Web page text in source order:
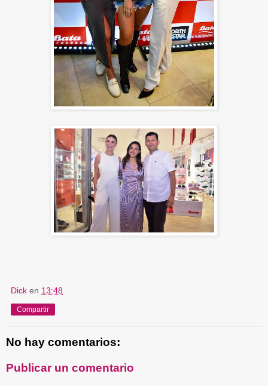
Dick en 13:48
Compartir
No hay comentarios:
Publicar un comentario